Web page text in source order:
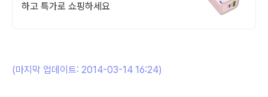
하고 특가로 쇼핑하세요
(마지막 업데이트: 2014-03-14 16:24)